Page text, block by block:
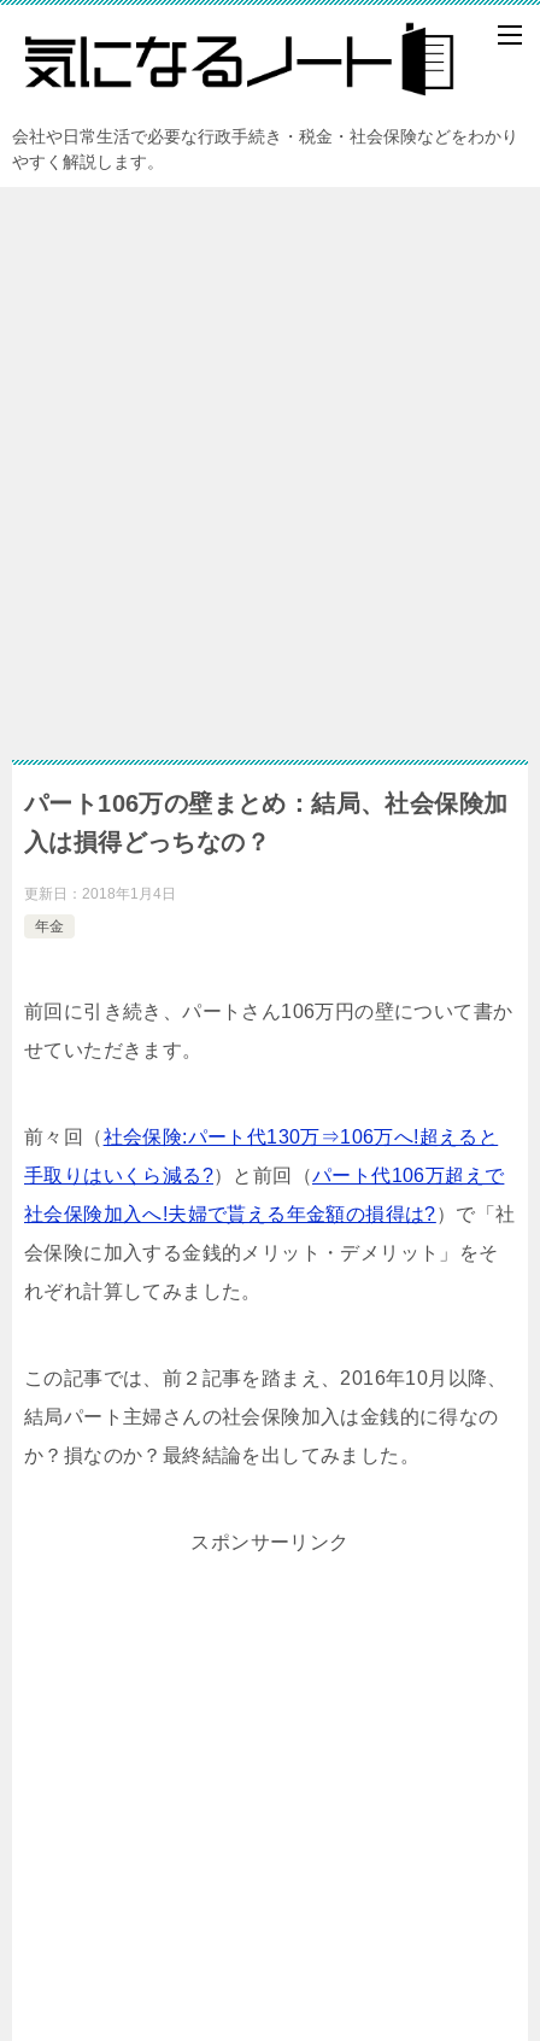
会社や日常生活で必要な行政手続き・税金・社会保険などをわかり
やすく解説します。
パート106万の壁まとめ：結局、社会保険加
入は損得どっちなの？
更新日： 2018年1月4日
年金
前回に引き続き、パートさん106万円の壁について書か
せていただきます。
前々回（社会保険:パート代130万⇒106万へ!超えると
手取りはいくら減る?）と前回（パート代106万超えで
社会保険加入へ!夫婦で貰える年金額の損得は?）で「社
会保険に加入する金銭的メリット・デメリット」をそ
れぞれ計算してみました。
この記事では、前２記事を踏まえ、2016年10月以降、
結局パート主婦さんの社会保険加入は金銭的に得なの
か？損なのか？最終結論を出してみました。
スポンサーリンク